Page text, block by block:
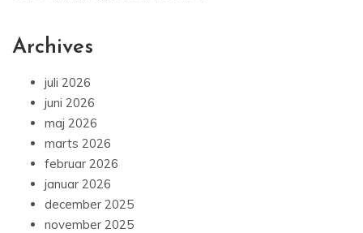
Archives
juli 2026
juni 2026
maj 2026
marts 2026
februar 2026
januar 2026
december 2025
november 2025